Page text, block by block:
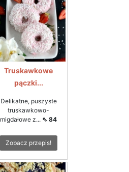
Truskawkowe
pączki...
Delikatne, puszyste
truskawkowo-
migdałowe z... ⇖ 84
Zobacz przepis!